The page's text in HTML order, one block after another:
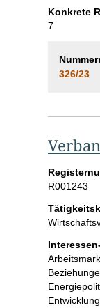
Konkrete
7
326/23
R001243